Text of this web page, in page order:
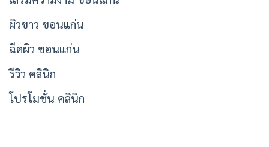
ผิวขาว ขอนแก่น
ฉีดผิว ขอนแก่น
รีวิว คลินิก
โปรโมชั่น คลินิก